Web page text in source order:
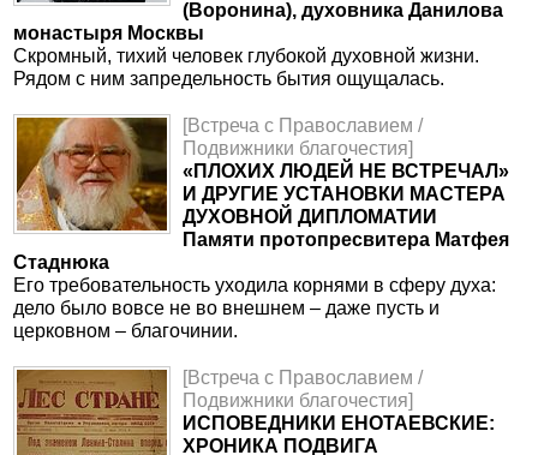
(Воронина), духовника Данилова
монастыря Москвы
Скромный, тихий человек глубокой духовной жизни.
Рядом с ним запредельность бытия ощущалась.
[Встреча с Православием /
Подвижники благочестия]
«ПЛОХИХ ЛЮДЕЙ НЕ ВСТРЕЧАЛ»
И ДРУГИЕ УСТАНОВКИ МАСТЕРА
ДУХОВНОЙ ДИПЛОМАТИИ
Памяти протопресвитера Матфея
Стаднюка
Его требовательность уходила корнями в сферу духа:
дело было вовсе не во внешнем – даже пусть и
церковном – благочинии.
[Встреча с Православием /
Подвижники благочестия]
ИСПОВЕДНИКИ ЕНОТАЕВСКИЕ:
ХРОНИКА ПОДВИГА